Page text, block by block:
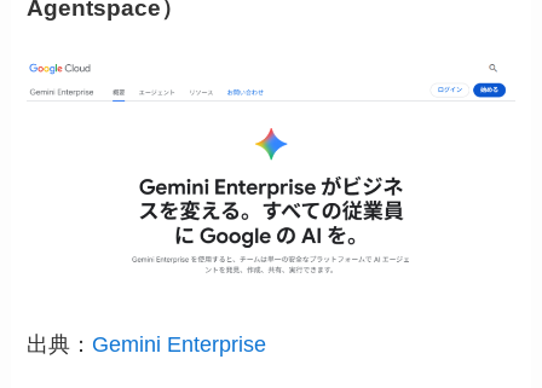
Agentspace）
出典： Gemini Enterprise